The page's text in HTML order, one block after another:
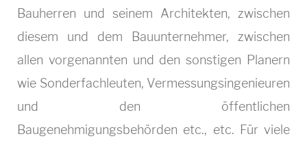
Bauherren und seinem Architekten, zwischen
diesem und dem Bauunternehmer, zwischen
allen vorgenannten und den sonstigen Planern
wie Sonderfachleuten, Vermessungsingenieuren
und den öffentlichen
Baugenehmigungsbehörden etc., etc. Für viele